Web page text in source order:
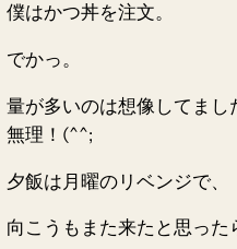
僕はかつ丼を注文。
でかっ。
量が多いのは想像してま
無理！(^^;
夕飯は月曜のリベンジで、
向こうもまた来たと思った